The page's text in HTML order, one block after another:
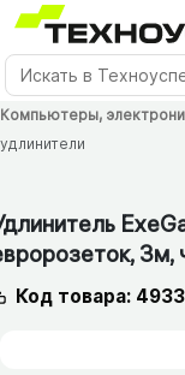
Компьютеры,
удлинители
3м,
Код товара: